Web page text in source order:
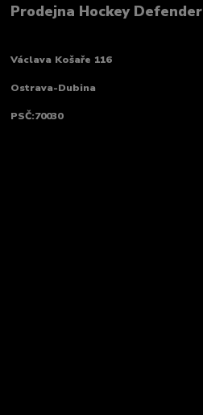
Prodejna Hockey Defender
Václava Košaře 116
Ostrava-Dubina
PSČ:70030